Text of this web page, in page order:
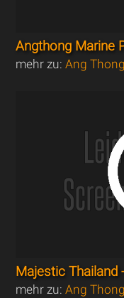
Angthong Marine
mehr zu:Ang
Majestic Thailand
mehr zu:Ang